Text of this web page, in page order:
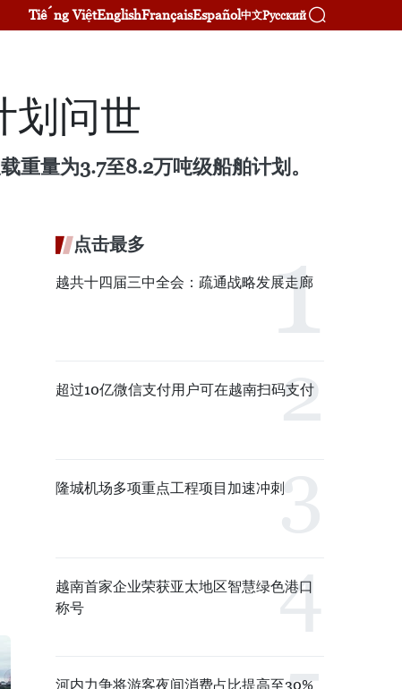
Tiếng ViệtEnglishFrançaisEspañol中文Русский
划问世
重量为3.7至8.2万吨级船舶计划。
点击最多
越共十四届三中全会：疏通战略发展走廊
超过10亿微信支付用户可在越南扫码支付
隆城机场多项重点工程项目加速冲刺
越南首家企业荣获亚太地区智慧绿色港口
称号
河内力争将游客夜间消费占比提高至30%